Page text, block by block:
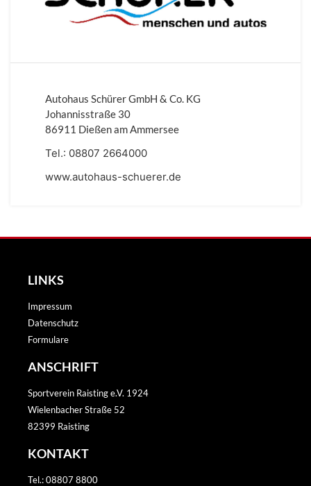
Autohaus Schürer GmbH & Co. KG
Johannisstraße 30
86911 Dießen am Ammersee
Tel.: 08807 2664000
www.autohaus-schuerer.de
LINKS
Impressum
Datenschutz
Formulare
ANSCHRIFT
Sportverein Raisting e.V. 1924
Wielenbacher Straße 52
82399 Raisting
KONTAKT
Tel.: 08807 8800